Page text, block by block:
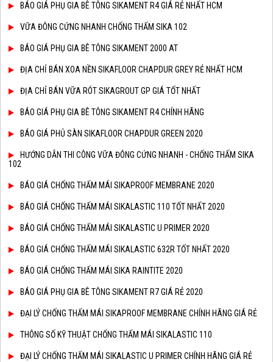
BÁO GIÁ PHỤ GIA BÊ TÔNG SIKAMENT R4 GIÁ RẺ NHẤT HCM
VỮA ĐÔNG CỨNG NHANH CHỐNG THẤM SIKA 102
BÁO GIÁ PHỤ GIA BÊ TÔNG SIKAMENT 2000 AT
ĐỊA CHỈ BÁN XOA NỀN SIKAFLOOR CHAPDUR GREY RẺ NHẤT HCM
ĐỊA CHỈ BÁN VỮA RÓT SIKAGROUT GP GIÁ TỐT NHẤT
BÁO GIÁ PHỤ GIA BÊ TÔNG SIKAMENT R4 CHÍNH HÃNG
BÁO GIÁ PHỦ SÀN SIKAFLOOR CHAPDUR GREEN 2020
HƯỚNG DẪN THI CÔNG VỮA ĐÔNG CỨNG NHANH - CHỐNG THẤM SIKA
102
BÁO GIÁ CHỐNG THẤM MÁI SIKAPROOF MEMBRANE 2020
BÁO GIÁ CHỐNG THẤM MÁI SIKALASTIC 110 TỐT NHẤT 2020
BÁO GIÁ CHỐNG THẤM MÁI SIKALASTIC U PRIMER 2020
BÁO GIÁ CHỐNG THẤM MÁI SIKALASTIC 632R TỐT NHẤT 2020
BÁO GIÁ CHỐNG THẤM MÁI SIKA RAINTITE 2020
BÁO GIÁ PHỤ GIA BÊ TÔNG SIKAMENT R7 GIÁ RẺ 2020
ĐẠI LÝ CHỐNG THẤM MÁI SIKAPROOF MEMBRANE CHÍNH HÃNG GIÁ RẺ
THÔNG SỐ KỸ THUẬT CHỐNG THẤM MÁI SIKALASTIC 110
ĐẠI LÝ CHỐNG THẤM MÁI SIKALASTIC U PRIMER CHÍNH HÃNG GIÁ RẺ